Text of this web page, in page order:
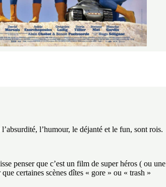
l’humour, le déjanté et le fun, sont rois.
penser que c’est un film de super héros ( ou une
certaines scènes dîtes « gore » ou « trash »